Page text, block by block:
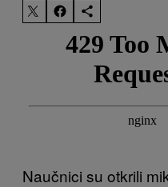
Naučnici su otkrili